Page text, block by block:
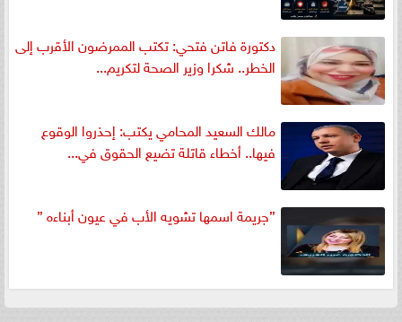
دكتورة فاتن فتحي: تكتب الممرضون الأقرب إلى
الخطر.. شكرا وزير الصحة لتكريم...
مالك السعيد المحامي يكتب: إحذروا الوقوع
فيها.. أخطاء قاتلة تضيع الحقوق في...
”جريمة اسمها تشويه الأب في عيون أبناءه ”